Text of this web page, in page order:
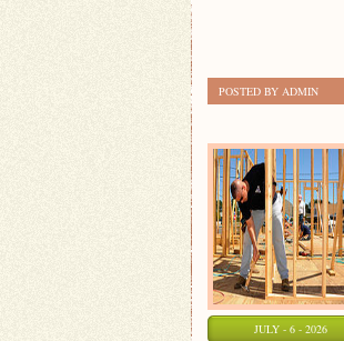
POSTED BY ADMIN
JULY - 6 - 2026